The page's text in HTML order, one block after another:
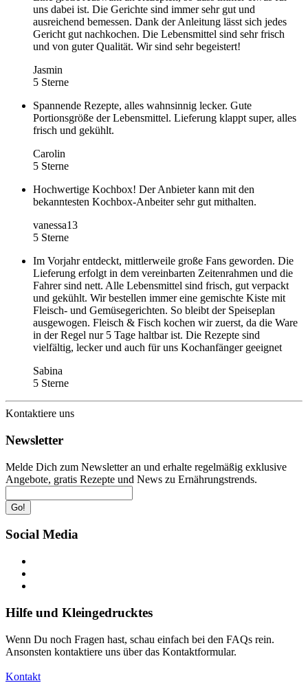
uns dabei ist. Die Gerichte sind immer sehr gut und
ausreichend bemessen. Dank der Anleitung lässt sich jedes
Gericht gut nachkochen. Die Lebensmittel sind sehr frisch
und von guter Qualität. Wir sind sehr begeistert!
Jasmin
5 Sterne
Spannende Rezepte, alles wahnsinnig lecker. Gute
Portionsgröße der Lebensmittel. Lieferung klappt super, alles
frisch und gekühlt.
Carolin
5 Sterne
Hochwertige Kochbox! Der Anbieter kann mit den
bekanntesten Kochbox-Anbeiter sehr gut mithalten.
vanessa13
5 Sterne
Im Vorjahr entdeckt, mittlerweile große Fans geworden. Die
Lieferung erfolgt in dem vereinbarten Zeitenrahmen und die
Fahrer sind nett. Alle Lebensmittel sind frisch, gut verpackt
und gekühlt. Wir bestellen immer eine gemischte Kiste mit
Fleisch- und Gemüsegerichten. So bleibt der Speiseplan
ausgewogen. Fleisch & Fisch kochen wir zuerst, da die Ware
in der Regel nur 5 Tage haltbar ist. Die Rezepte sind
vielfältig, lecker und auch für uns Kochanfänger geeignet
Sabina
5 Sterne
Kontaktiere uns
Newsletter
Melde Dich zum Newsletter an und erhalte regelmäßig exklusive
Angebote, gratis Rezepte und News zu Ernährungstrends.
Go!
Social Media
Hilfe und Kleingedrucktes
Wenn Du noch Fragen hast, schau einfach bei den FAQs rein.
Ansonsten kontaktiere uns über das Kontaktformular.
Kontakt